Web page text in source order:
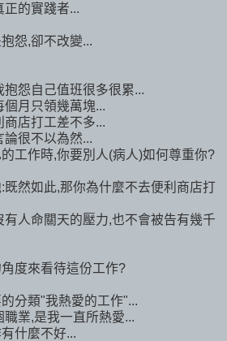
的實踐者...
怨,卻不改變...
怨自己值班很多很累...
月只領幾萬塊...
店打工差不多...
很不以為然...
工作時,你要別人(病人)如何尊重你?
既然如此,那你為什麼不去便利商店打
人命關天的壓力,也不會被告有幾千
度來看待這份工作?
分類"我熱愛的工作"...
業,是我一直所熱愛...
什麼不好...